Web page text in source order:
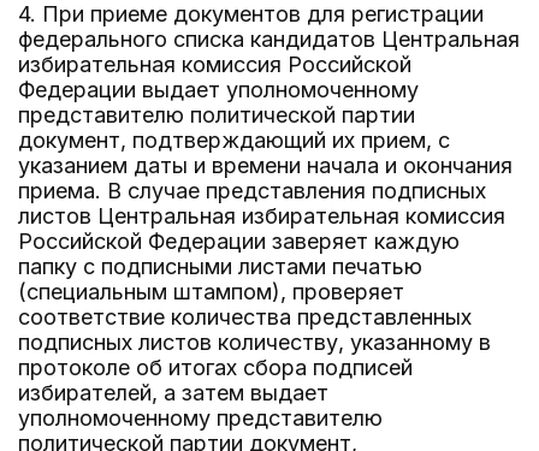
4. При приеме документов для регистрации
федерального списка кандидатов Центральная
избирательная комиссия Российской
Федерации выдает уполномоченному
представителю политической партии
документ, подтверждающий их прием, с
указанием даты и времени начала и окончания
приема. В случае представления подписных
листов Центральная избирательная комиссия
Российской Федерации заверяет каждую
папку с подписными листами печатью
(специальным штампом), проверяет
соответствие количества представленных
подписных листов количеству, указанному в
протоколе об итогах сбора подписей
избирателей, а затем выдает
уполномоченному представителю
политической партии документ,